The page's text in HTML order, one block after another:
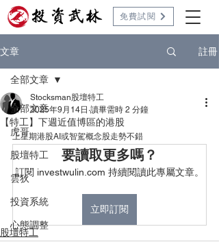
免費試閱
文章 註冊
全部文章
虎哥
股壇特工
雲狄
投資系統
心態調整
全部文章
【特工】下週近值博區的港股
Stocksman股壇特工
2025年9月14日 讀畢需時 2 分鐘
上星期港股AI或智駕概念股走勢不錯
要讀取更多嗎？
訂閱 investwulin.com 持續閱讀此專屬文章。
立即訂閱
股壇特工